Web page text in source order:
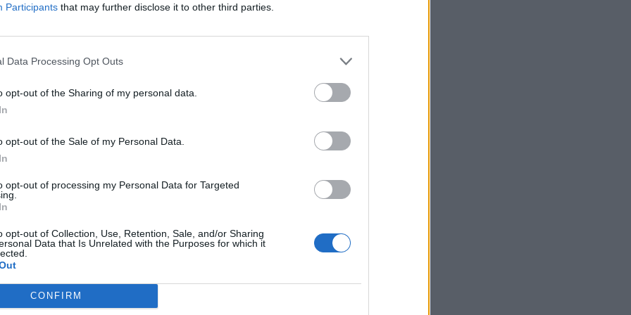
Participants that may further disclose it to other third parties.
Data Processing Opt Outs
opt-out of the Sharing of my personal data.
opt-out of the Sale of my Personal Data.
opt-out of processing my Personal Data for Targeted
opt-out of Collection, Use, Retention, Sale, and/or Sharing
Data that Is Unrelated with the Purposes for which it
CONFIRM
nagyobb, mint az örs vezér téri IKEA áruházé, ezért a termékkínálat is
bemutatóterében összesen 67 teret alakítottak...
portfolio.hu hírarchívumához tartozik, melynek olvasása előfizetéses
tartalmazza:
cikkarchívum
elmúlt 2 év napon belüli
Előfizetés
VAGY? BEJELENTKEZÉS